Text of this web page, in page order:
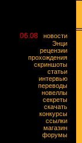
06.08
новости
Энци
рецензии
прохождения
скриншоты
статьи
интервью
переводы
новеллы
секреты
скачать
конкурсы
ссылки
магазин
форумы